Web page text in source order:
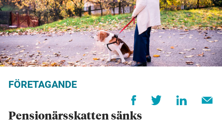
FÖRETAGANDE
Pensionärsskatten sänks